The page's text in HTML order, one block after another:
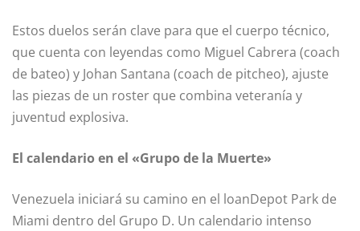
Estos duelos serán clave para que el cuerpo técnico,
que cuenta con leyendas como Miguel Cabrera (coach
de bateo) y Johan Santana (coach de pitcheo), ajuste
las piezas de un roster que combina veteranía y
juventud explosiva.
El calendario en el «Grupo de la Muerte»
Venezuela iniciará su camino en el loanDepot Park de
Miami dentro del Grupo D. Un calendario intenso